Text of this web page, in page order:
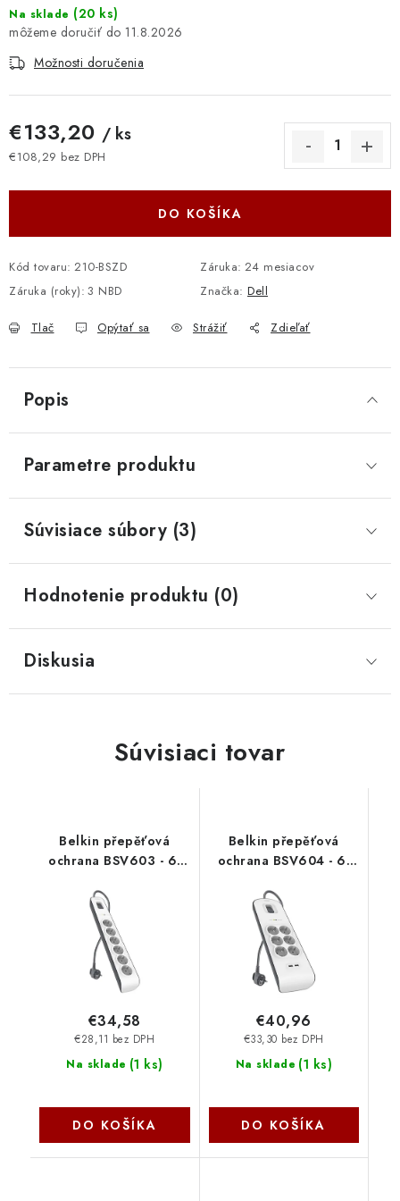
Na sklade (20 ks)
11.8.2026
Možnosti doručenia
€133,20 / ks
€108,29 bez DPH
DO KOŠÍKA
Kód tovaru: 210-BSZD Záruka: 24 mesiacov
Záruka (roky): 3 NBD Značka: Dell
Tlač Opýtať sa Strážiť Zdieľať
Popis
Parametre produktu
Súvisiace súbory (3)
Hodnotenie produktu (0)
Diskusia
Súvisiaci tovar
Belkin přepěťová
ochrana BSV603 - 6-
BSV603ca2M
Na sklade (1 ks)
€28,11 bez DPH
€34,58
DO KOŠÍKA
Belkin přepěťová
ochrana BSV604 - 6-
2m BSV604ca2M
Na sklade (1 ks)
€33,30 bez DPH
€40,96
DO KOŠÍKA